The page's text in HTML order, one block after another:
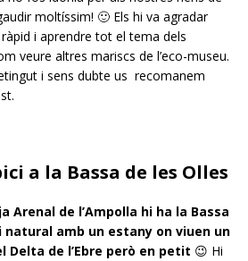
moltíssim! 🙂 Els hi va agradar
i aprendre tot el tema dels
veure altres mariscs de l’eco-museu.
i sens dubte us recomanem
a la Bassa de les Olles
Arenal de l’Ampolla hi ha la Bassa
natural amb un estany on viuen un
Delta de l’Ebre però en petit 😉 Hi